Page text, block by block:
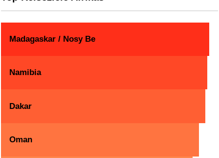
Madagaskar / Nosy Be
Namibia
Dakar
Oman